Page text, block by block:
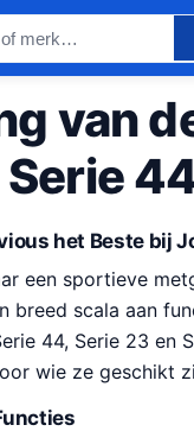
van
het Beste bij
een sportieve
breed scala aan
44, Serie 23 en
wie ze geschikt